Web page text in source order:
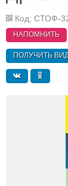
Код: СТОФ-
НАПОМНИТЬ
ПОЛУЧИТЬ